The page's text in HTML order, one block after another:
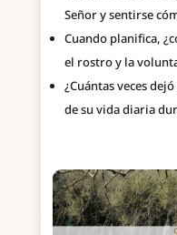
Señor y sentirse
Cuando planifica,
el rostro y la
¿Cuántas veces
de su vida diaria